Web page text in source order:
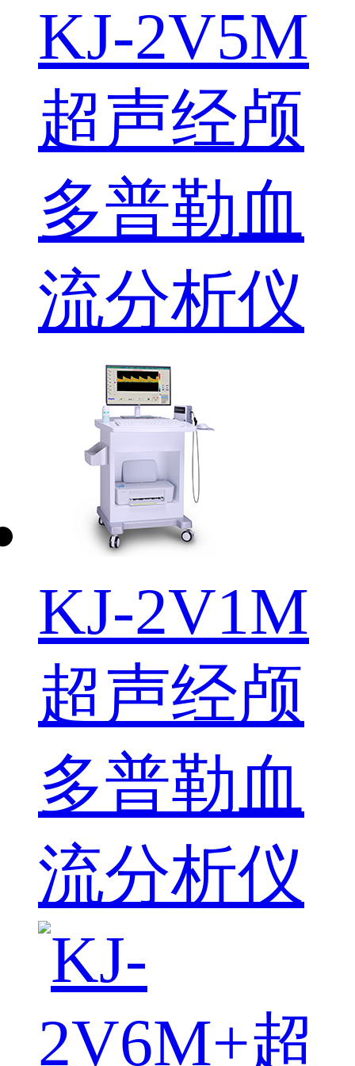
KJ-2V5M
超声经颅
多普勒血
流分析仪
KJ-2V1M
超声经颅
多普勒血
流分析仪